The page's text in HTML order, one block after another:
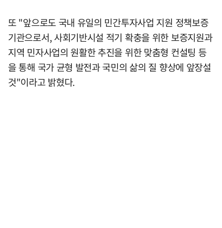
또 "앞으로도 국내 유일의 민간투자사업 지원 정책보증
기관으로서, 사회기반시설 적기 확충을 위한 보증지원과
지역 민자사업의 원활한 추진을 위한 맞춤형 컨설팅 등
을 통해 국가 균형 발전과 국민의 삶의 질 향상에 앞장설
것"이라고 밝혔다.